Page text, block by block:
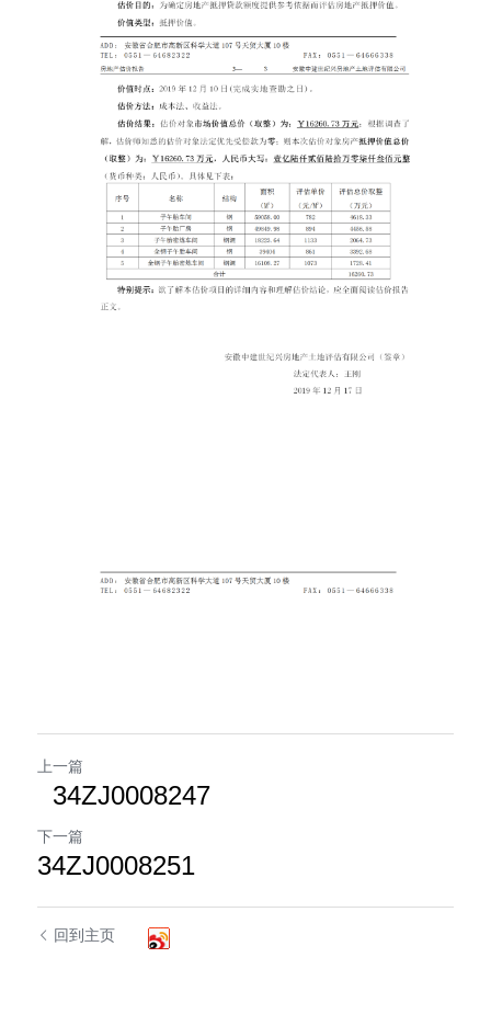
上一篇
34ZJ0008247
下一篇
34ZJ0008251
回到主页